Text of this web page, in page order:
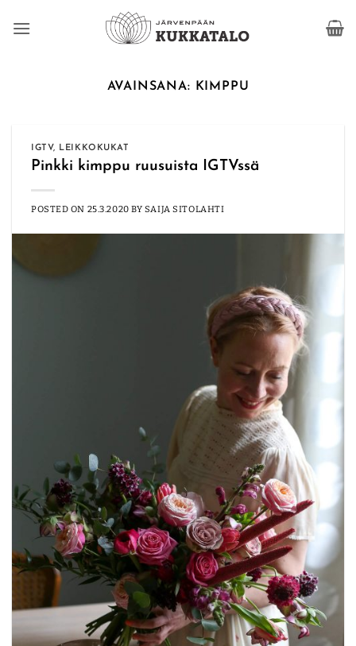
AVAINSANA: KIMPPU
IGTV, LEIKKOKUKAT
Pinkki kimppu ruusuista IGTVssä
POSTED ON 25.3.2020 BY SAIJA SITOLAHTI